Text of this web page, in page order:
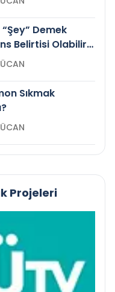
Demek
Belirtisi Olabilir
Sıkmak
Projeleri